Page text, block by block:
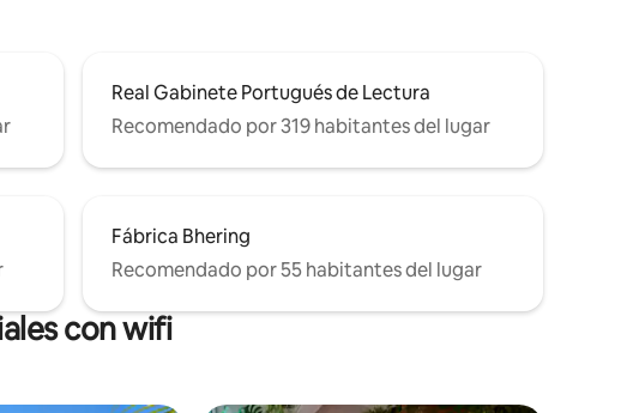
Real Gabinete Portugués de Lectura
Recomendado por 319 habitantes del lugar
Fábrica Bhering
Recomendado por 55 habitantes del lugar
con wifi